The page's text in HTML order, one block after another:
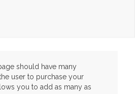
should have many
user to purchase your
you to add as many as